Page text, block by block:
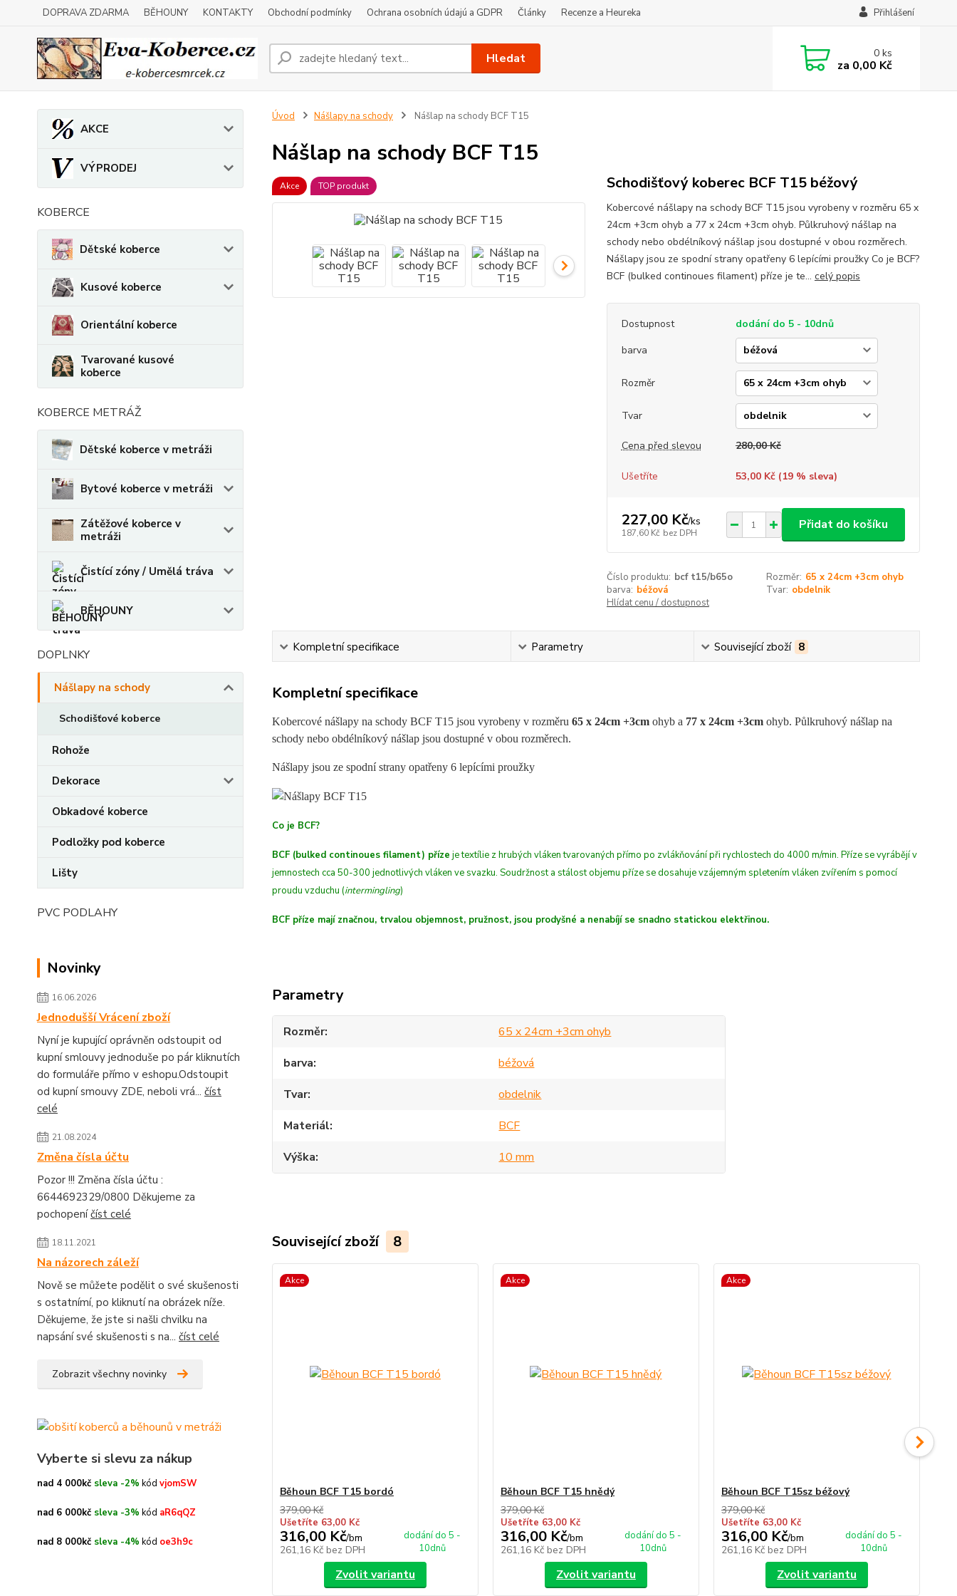
DOPRAVA ZDARMA BĚHOUNY KONTAKTY Obchodní podmínky Ochrana osobních údajú a GDPR Články Recenze a Heureka Přihlášení
Hledat 0ks
za 0,00 Kč
AKCE
VÝPRODEJ
KOBERCE
Dětské koberce
Kusové koberce
Orientální koberce
Tvarované kusové
koberce
KOBERCE METRÁŽ
Dětské koberce v metráži
Bytové koberce v metráži
Zátěžové koberce v
metráži
Čistící zóny / Umělá tráva
BĚHOUNY
DOPLNKY
Nášlapy na schody
Schodišťové koberce
Rohože
Dekorace
Obkadové koberce
Podložky pod koberce
Lišty
PVC PODLAHY
Novinky
16.06.2026
Jednodušší Vrácení zboží
Nyní je kupující oprávněn odstoupit od
kupní smlouvy jednoduše po pár kliknutích
do formuláře přímo v eshopu.Odstoupit
od kupní smouvy ZDE, neboli vrá... číst
celé
21.08.2024
Změna čísla účtu
Pozor !!! Změna čísla účtu :
6644692329/0800 Děkujeme za
pochopeníčíst celé
18.11.2021
Na názorech záleží
Nově se můžete podělit o své skušenosti
s ostatnímí, po kliknutí na obrázek níže.
Děkujeme, že jste si našli chvilku na
napsání své skušenosti s na... číst celé
Zobrazit všechny novinky
Vyberte si slevu za nákup
nad 4 000kč sleva -2% kód vjomSW
nad 6 000kč sleva -3% kód aR6qQZ
nad 8 000kč sleva -4% kód oe3h9c
Úvod Nášlapy na schody Nášlap na schody BCF T15
Nášlap na schody BCF T15
Akce TOP produkt Schodišťový koberec BCF T15 béžový
Kobercové nášlapy na schody BCF T15 jsou vyrobeny v rozměru 65 x
24cm +3cm ohyb a 77 x 24cm +3cm ohyb. Půlkruhový nášlap na
schody nebo obdélníkový nášlap jsou dostupné v obou rozměrech.
Nášlapy jsou ze spodní strany opatřeny 6 lepícími proužky Co je BCF?
BCF (bulked continoues filament) příze je te... celý popis
Dostupnost
dodání do 5 - 10dnů
barva
Rozměr
Tvar
Cena před slevou 280,00 Kč
Ušetříte 53,00 Kč (19% sleva)
227,00 Kč/ks
187,60 Kč bez DPH
Přidat do košíku
Číslo produktu: bcf t15/b65o Rozměr: 65 x 24cm +3cm ohyb
barva: béžová Tvar: obdelnik
Hlídat cenu / dostupnost
Kompletní specifikace Parametry Související zboží 8
Kompletní specifikace
Kobercové nášlapy na schody BCF T15 jsou vyrobeny v rozměru 65 x 24cm +3cmohyb a 77 x 24cm +3cmohyb. Půlkruhový nášlap na
schody nebo obdélníkový nášlap jsou dostupné v obou rozměrech.
Nášlapy jsou ze spodní strany opatřeny 6 lepícími proužky
Co je BCF?
BCF (bulked continoues filament) příze je textílie z hrubých vlákentvarovaných přímo po zvlákňování při rychlostech do 4000 m/min. Příze se vyrábějí v
jemnostech cca 50-300 jednotlivých vláken ve svazku. Soudržnost a stálost objemu příze se dosahuje vzájemným spletením vláken zvířením s pomocí
proudu vzduchu (intermingling)
BCF příze mají značnou, trvalou objemnost, pružnost, jsou prodyšné a nenabíjí se snadno statickou elektřinou.
Parametry
Rozměr
65 x 24cm +3cm ohyb
barva
béžová
Tvar
obdelnik
Materiál
BCF
Výška
10 mm
Související zboží 8
Akce
Běhoun BCF T15 bordó
379,00 Kč
Ušetříte 63,00 Kč
316,00 Kč/bm
261,16 Kč bez DPH
dodání do 5 -
10dnů
Zvolit variantu
Akce
Běhoun BCF T15 hnědý
379,00 Kč
Ušetříte 63,00 Kč
316,00 Kč/bm
261,16 Kč bez DPH
dodání do 5 -
10dnů
Zvolit variantu
Akce
Běhoun BCF T15sz béžový
379,00 Kč
Ušetříte 63,00 Kč
316,00 Kč/bm
261,16 Kč bez DPH
dodání do 5 -
10dnů
Zvolit variantu